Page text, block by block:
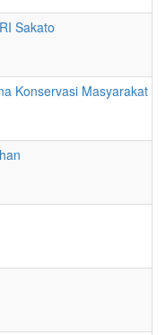
Sakato
Konservasi Masyarakat